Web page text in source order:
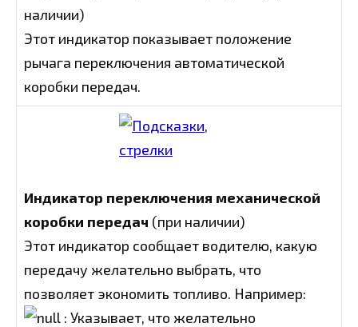
наличии)
Этот индикатор показывает положение
рычага переключения автоматической
коробки передач.
Индикатор переключения механической
коробки передач (при наличии)
Этот индикатор сообщает водителю, какую
передачу желательно выбрать, что
позволяет экономить топливо. Например:
: Указывает, что желательно